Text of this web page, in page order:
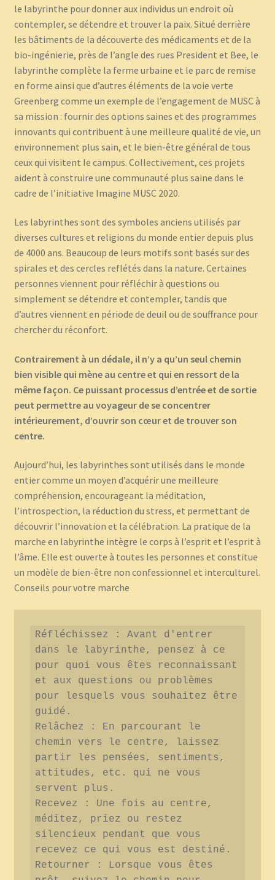
le labyrinthe pour donner aux individus un endroit où
contempler, se détendre et trouver la paix. Situé derrière
les bâtiments de la découverte des médicaments et de la
bio-ingénierie, près de l’angle des rues President et Bee, le
labyrinthe complète la ferme urbaine et le parc de remise
en forme ainsi que d’autres éléments de la voie verte
Greenberg comme un exemple de l’engagement de MUSC à
sa mission : fournir des options saines et des programmes
innovants qui contribuent à une meilleure qualité de vie, un
environnement plus sain, et le bien-être général de tous
ceux qui visitent le campus. Collectivement, ces projets
aident à construire une communauté plus saine dans le
cadre de l’initiative Imagine MUSC 2020.
Les labyrinthes sont des symboles anciens utilisés par
diverses cultures et religions du monde entier depuis plus
de 4000 ans. Beaucoup de leurs motifs sont basés sur des
spirales et des cercles reflétés dans la nature. Certaines
personnes viennent pour réfléchir à questions ou
simplement se détendre et contempler, tandis que
d’autres viennent en période de deuil ou de souffrance pour
chercher du réconfort.
Contrairement à un dédale, il n’y a qu’un seul chemin
bien visible qui mène au centre et qui en ressort de la
même façon. Ce puissant processus d’entrée et de sortie
peut permettre au voyageur de se concentrer
intérieurement, d’ouvrir son cœur et de trouver son
centre.
Aujourd’hui, les labyrinthes sont utilisés dans le monde
entier comme un moyen d’acquérir une meilleure
compréhension, encourageant la méditation,
l’introspection, la réduction du stress, et permettant de
découvrir l’innovation et la célébration. La pratique de la
marche en labyrinthe intègre le corps à l’esprit et l’esprit à
l’âme. Elle est ouverte à toutes les personnes et constitue
un modèle de bien-être non confessionnel et interculturel.
Conseils pour votre marche
Réfléchissez : Avant d'entrer
dans le labyrinthe, pensez à ce
pour quoi vous êtes reconnaissant
et aux questions ou problèmes
pour lesquels vous souhaitez être
guidé.
Relâchez : En parcourant le
chemin vers le centre, laissez
partir les pensées, sentiments,
attitudes, etc. qui ne vous
servent plus.
Recevez : Une fois au centre,
méditez, priez ou restez
silencieux pendant que vous
recevez ce qui vous est destiné.
Retourner : Lorsque vous êtes